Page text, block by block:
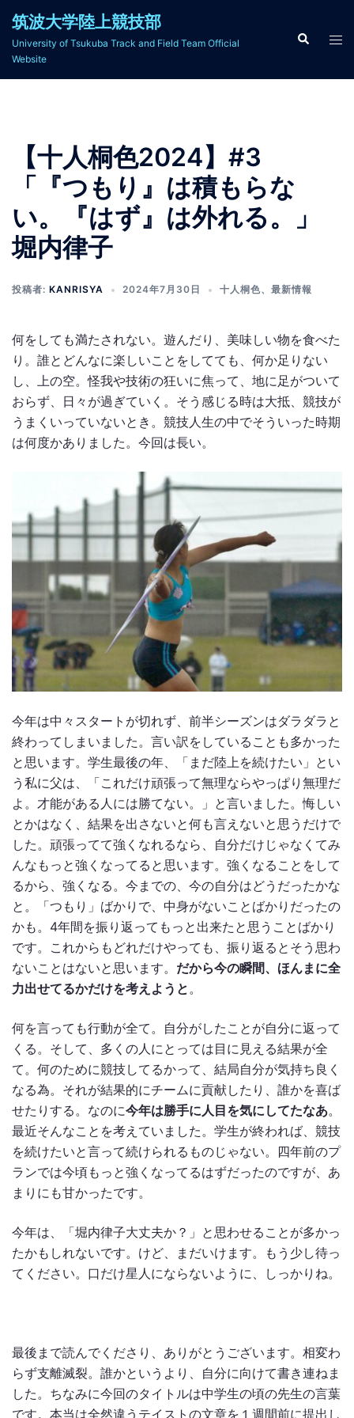
筑波大学陸上競技部
University of Tsukuba Track and Field Team Official
Website
検
索
ト
ル
【十人桐色2024】#3
「『つもり』は積もらな
い。『はず』は外れる。」
堀内律子
投稿者: KANRISYA 2024年7月30日 十人桐色、 最新情報
何をしても満たされない。遊んだり、美味しい物を食べた
り。誰とどんなに楽しいことをしてても、何か足りない
し、上の空。怪我や技術の狂いに焦って、地に足がついて
おらず、日々が過ぎていく。そう感じる時は大抵、競技が
うまくいっていないとき。競技人生の中でそういった時期
は何度かありました。今回は長い。
今年は中々スタートが切れず、前半シーズンはダラダラと
終わってしまいました。言い訳をしていることも多かった
と思います。学生最後の年、「まだ陸上を続けたい」とい
う私に父は、「これだけ頑張って無理ならやっぱり無理だ
よ。才能がある人には勝てない。」と言いました。悔しい
とかはなく、結果を出さないと何も言えないと思うだけで
した。頑張ってて強くなれるなら、自分だけじゃなくてみ
んなもっと強くなってると思います。強くなることをして
るから、強くなる。今までの、今の自分はどうだったかな
と。「つもり」ばかりで、中身がないことばかりだったの
かも。4年間を振り返ってもっと出来たと思うことばかり
です。これからもどれだけやっても、振り返るとそう思わ
ないことはないと思います。 だから今の瞬間、ほんまに全
力出せてるかだけを考えようと 。
何を言っても行動が全て。自分がしたことが自分に返って
くる。そして、多くの人にとっては目に見える結果が全
て。何のために競技してるかって、結局自分が気持ち良く
なる為。それが結果的にチームに貢献したり、誰かを喜ば
せたりする。なのに今年は勝手に人目を気にしてたなあ。
最近そんなことを考えていました。学生が終われば、競技
を続けたいと言って続けられるものじゃない。四年前のプ
ランでは今頃もっと強くなってるはずだったのですが、あ
まりにも甘かったです。
今年は、「堀内律子大丈夫か？」と思わせることが多かっ
たかもしれないです。けど、まだいけます。もう少し待っ
てください。口だけ星人にならないように、しっかりね。
最後まで読んでくださり、ありがとうございます。相変わ
らず支離滅裂。誰かというより、自分に向けて書き連ねま
した。ちなみに今回のタイトルは中学生の頃の先生の言葉
です。本当は全然違うテイストの文章を１週間前に提出し